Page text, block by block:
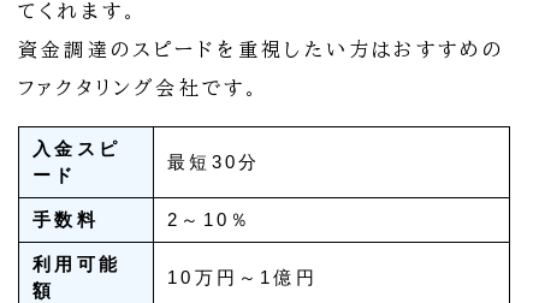
てくれます。
資金調達のスピードを重視したい方はおすすめの
ファクタリング会社です。
入金スピ
ード
最短30分
手数料 2～10％
利用可能
額
10万円～1億円